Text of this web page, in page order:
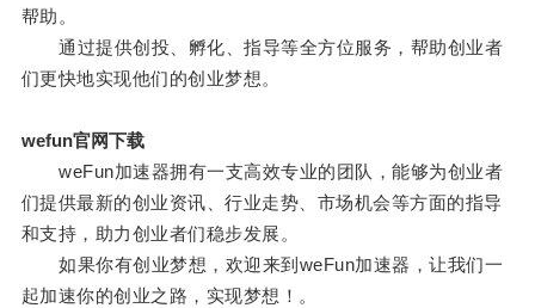
帮助。
通过提供创投、孵化、指导等全方位服务，帮助创业者
们更快地实现他们的创业梦想。
wefun官网下载
weFun加速器拥有一支高效专业的团队，能够为创业者
们提供最新的创业资讯、行业走势、市场机会等方面的指导
和支持，助力创业者们稳步发展。
如果你有创业梦想，欢迎来到weFun加速器，让我们一
起加速你的创业之路，实现梦想！。